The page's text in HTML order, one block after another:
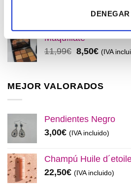
DENEGAR
48,00€.45,00€.
original
32,99€.
28,50€El
actual
(IVA
Maquíllate
11,99€ El
era:
8,50€El
es:
(IVA
MEJOR VALORADOS
Pendientes Negro
3,00€ (IVA incluido)
Champú Huile
22,50€ (IVA incluido)